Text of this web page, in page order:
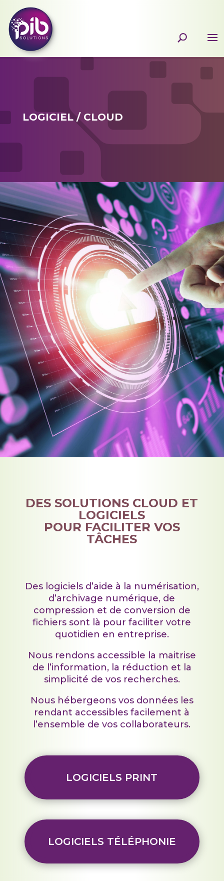
LOGICIEL / CLOUD
DES SOLUTIONS CLOUD ET
LOGICIELS
POUR FACILITER VOS
TÂCHES
Des logiciels d’aide à la numérisation,
d’archivage numérique, de
compression et de conversion de
fichiers sont là pour faciliter votre
quotidien en entreprise.
Nous rendons accessible la maitrise
de l’information, la réduction et la
simplicité de vos recherches.
Nous hébergeons vos données les
rendant accessibles facilement à
l’ensemble de vos collaborateurs.
LOGICIELS PRINT
LOGICIELS TÉLÉPHONIE